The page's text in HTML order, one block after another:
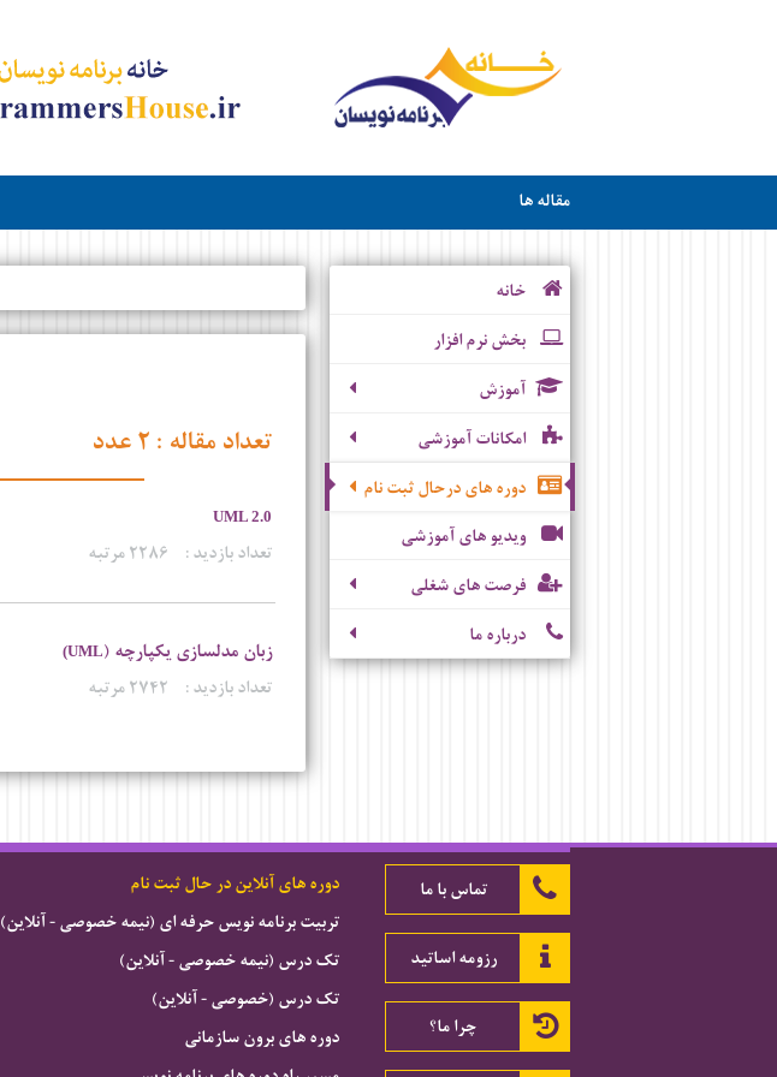
مقاله ها
تعداد مقاله :۲ عدد
UML 2.0
تعداد بازدید : ۲۲۸۶ مرتبه
زبان مدلسازی یکپارچه (UML)
تعداد بازدید : ۲۷۴۲ مرتبه
خانه
بخش نرم افزار
آموزش
امکانات آموزشی
دوره های درحال ثبت نام
ویدیو های آموزشی
فرصت های شغلی
درباره ما
تماس با ما
رزومه اساتید
چرا ما؟
دوره های آنلاین در حال ثبت نام
تربیت برنامه نویس حرفه ای (نیمه خصوصی - آنلاین)
تک درس (نیمه خصوصی - آنلاین)
تک درس (خصوصی - آنلاین)
دوره های برون سازمانی